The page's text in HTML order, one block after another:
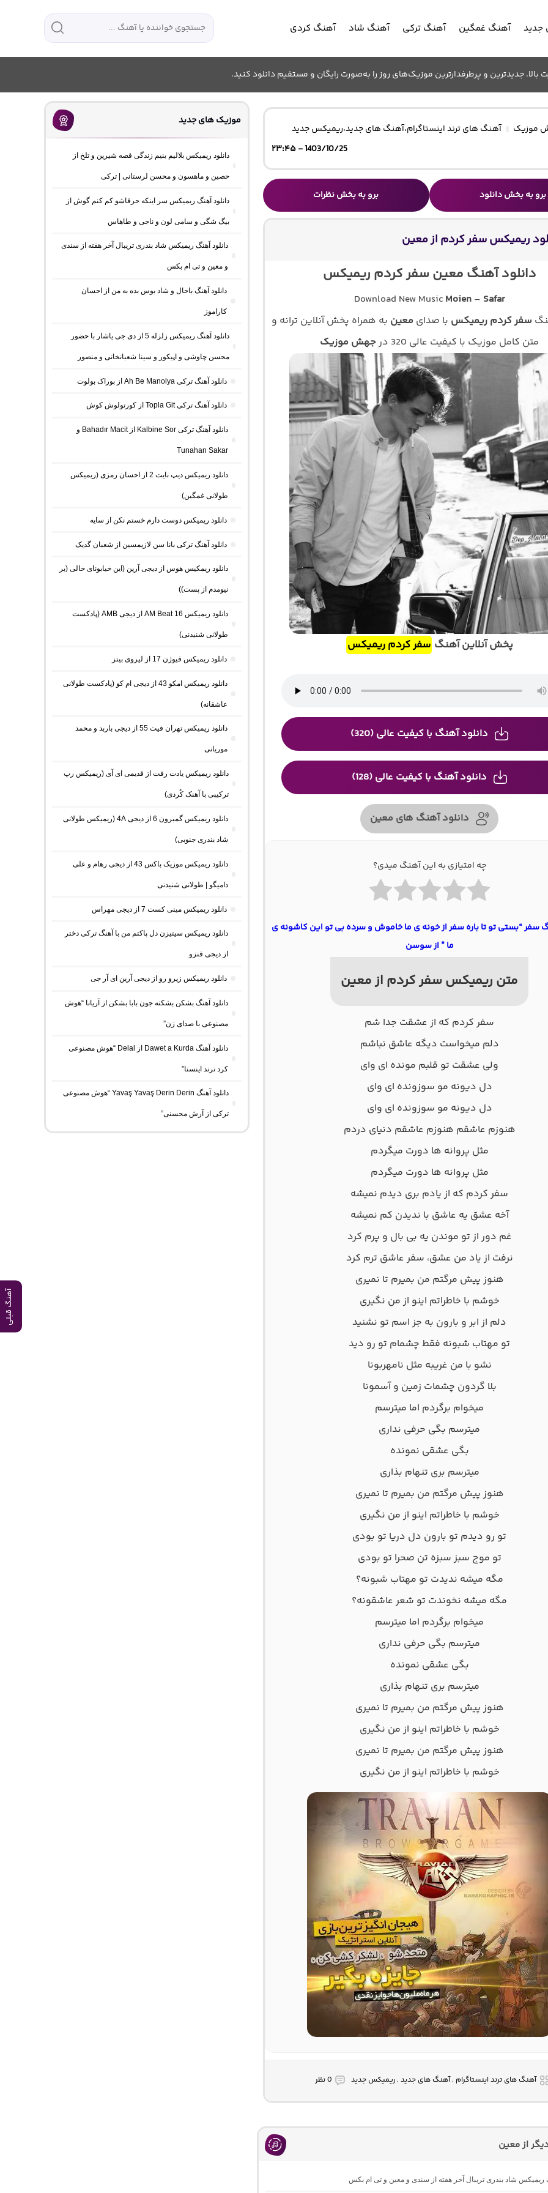
آهنگ قبلی
جدید آهنگ غمگین آهنگ ترکی آهنگ شاد آهنگ کردی
جدیدترین و پرطرفدارترین موزیک‌های روز را به‌صورت رایگان و مستقیم دانلود کنید.
موزیک آهنگ های ترند اینستاگرام،آهنگ های جدید،ریمیکس جدید
1403/10/25 - ۲۳:۴۵
برو به بخش دانلود برو به بخش نظرات
ریمیکس سفر کردم از معین
دانلود آهنگ معین سفر کردم ریمیکس
Download New Music Moien – Safar
سفر کردم ریمیکس با صدایمعین به همراه پخش آنلاین ترانه و
متن کامل موزیک با کیفیت عالی 320 در
جهش موزیک
پخش آنلاین آهنگ سفر کردم ریمیکس
دانلود آهنگ با کیفیت عالی (320)
دانلود آهنگ با کیفیت عالی (128)
دانلود آهنگ های معین
چه امتیازی به این آهنگ میدی؟
سفر “بستی تو تا باره سفر از خونه ی ما خاموش و سرده بی تو این کاشونه ی
ما ” از سوسن
متن ریمیکس سفر کردم از معین
سفر کردم که از عشقت جدا شم
دلم میخواست دیگه عاشق نباشم
ولی عشقت تو قلبم مونده ای وای
دل دیونه مو سوزونده ای وای
دل دیونه مو سوزونده ای وای
هنوزم عاشقم هنوزم عاشقم دنیای دردم
مثل پروانه ها دورت میگردم
مثل پروانه ها دورت میگردم
سفر کردم که از یادم بری دیدم نمیشه
آخه عشق یه عاشق با ندیدن کم نمیشه
غم دور از تو موندن یه بی بال و پرم کرد
نرفت از یاد من عشق، سفر عاشق ترم کرد
هنوز پیش مرگتم من بمیرم تا نمیری
خوشم با خاطراتم اینو از من نگیری
دلم از ابر و بارون به جز اسم تو نشنید
تو مهتاب شبونه فقط چشمام تو رو دید
نشو با من غریبه مثل نامهربونا
بلا گردون چشمات زمین و آسمونا
میخوام برگردم اما میترسم
میترسم بگی حرفی نداری
بگی عشقی نمونده
میترسم بری تنهام بذاری
هنوز پیش مرگتم من بمیرم تا نمیری
خوشم با خاطراتم اینو از من نگیری
تو رو دیدم تو بارون دل دریا تو بودی
تو موج سبز سبزه تن صحرا تو بودی
مگه میشه ندیدت تو مهتاب شبونه؟
مگه میشه نخوندت تو شعر عاشقونه؟
میخوام برگردم اما میترسم
میترسم بگی حرفی نداری
بگی عشقی نمونده
میترسم بری تنهام بذاری
هنوز پیش مرگتم من بمیرم تا نمیری
خوشم با خاطراتم اینو از من نگیری
هنوز پیش مرگتم من بمیرم تا نمیری
خوشم با خاطراتم اینو از من نگیری
آهنگ های ترند اینستاگرام , آهنگ های جدید , ریمیکس جدید 0 نظر
از معین
ریمیکس شاد بندری تریبال آخر هفته از سندی و معین و تی ام بکس
موزیک های جدید
دانلود ریمیکس بلالیم بنیم زندگی قصه شیرین و تلخ از
حصین و ماهسون و محسن لرستانی | ترکی
دانلود آهنگ ریمیکس سر اینکه حرفاشو کم کنم گوش از
بیگ شگی و سامی لون و ناجی و طاهاس
دانلود آهنگ ریمیکس شاد بندری تریبال آخر هفته از سندی
و معین و تی ام بکس
دانلود آهنگ باحال و شاد بوس بده به من از احسان
کاراموز
دانلود آهنگ ریمیکس زلزله 5 از دی جی یاشار با حضور
محسن چاوشی و اپیکور و سینا شعبانخانی و منصور
دانلود آهنگ ترکی Ah Be Manolya از بوراک بولوت
دانلود آهنگ ترکی Topla Git از کورتولوش کوش
دانلود آهنگ ترکی Kalbine Sor از Bahadır Macit و
Tunahan Sakar
دانلود ریمیکس دیپ نایت 2 از احسان رمزی (ریمیکس
طولانی غمگین)
دانلود ریمیکس دوست دارم خستم نکن از سایه
دانلود آهنگ ترکی بانا سن لازیمسین از شعبان گدیک
دانلود ریمکیس هوس از دیجی آرین (این خیابونای خالی (بر
نیومدم از پست))
دانلود ریمیکس AM Beat 16 از دیجی AMB (پادکست
طولانی شنیدنی)
دانلود ریمیکس فیوژن 17 از لیروی بیتز
دانلود ریمیکس امکو 43 از دیجی ام کو (پادکست طولانی
عاشقانه)
دانلود ریمیکس تهران فیت 55 از دیجی باربد و محمد
موریانی
دانلود ریمیکس یادت رفت از قدیمی ای آی (ریمیکس رپ
ترکیبی با آهنک کُردی)
دانلود ریمیکس گمبرون 6 از دیجی 4A (ریمیکس طولانی
شاد بندری جنوبی)
دانلود ریمیکس موزیک باکس 43 از دیجی رهام و علی
دامیگو | طولانی شنیدنی
دانلود ریمیکس مینی کست 7 از دیجی مهراس
دانلود ریمیکس سیتیزن دل پاکتم من با آهنگ ترکی دختر
از دیجی فنزو
دانلود ریمیکس زیرو رو از دیجی آرین ای آر جی
دانلود آهنگ بشکن بشکنه جون بابا بشکن از آریانا “هوش
مصنوعی با صدای زن”
دانلود آهنگ Dawet a Kurda از Delal “هوش مصنوعی
کرد ترند اینستا”
دانلود آهنگ Yavaş Yavaş Derin Derin “هوش مصنوعی
ترکی از آرش محسنی”